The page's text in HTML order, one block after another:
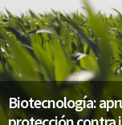
Biotecnología: